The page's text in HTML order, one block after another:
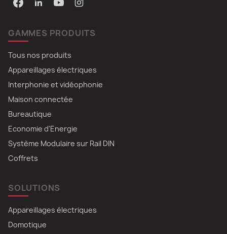
GAMMES PRODUITS
Tous nos produits
Appareillages électriques
Interphonie et vidéophonie
Maison connectée
Bureautique
Economie d'Energie
Système Modulaire sur Rail DIN
Coffrets
SOLUTIONS
Appareillages électriques
Domotique